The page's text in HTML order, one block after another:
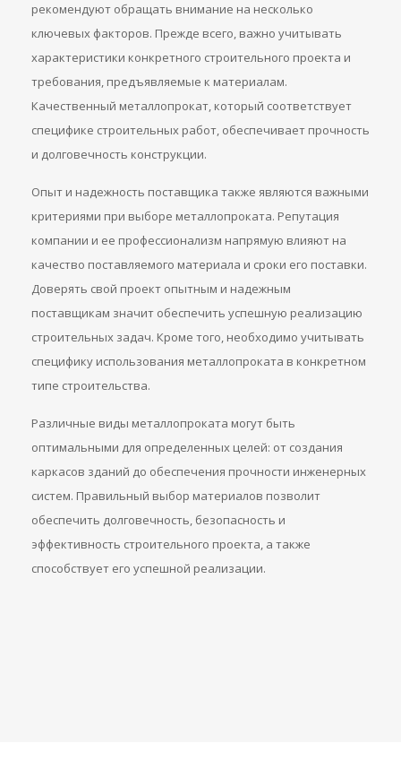
рекомендуют обращать внимание на несколько
ключевых факторов. Прежде всего, важно учитывать
характеристики конкретного строительного проекта и
требования, предъявляемые к материалам.
Качественный металлопрокат, который соответствует
специфике строительных работ, обеспечивает прочность
и долговечность конструкции.
Опыт и надежность поставщика также являются важными
критериями при выборе металлопроката. Репутация
компании и ее профессионализм напрямую влияют на
качество поставляемого материала и сроки его поставки.
Доверять свой проект опытным и надежным
поставщикам значит обеспечить успешную реализацию
строительных задач. Кроме того, необходимо учитывать
специфику использования металлопроката в конкретном
типе строительства.
Различные виды металлопроката могут быть
оптимальными для определенных целей: от создания
каркасов зданий до обеспечения прочности инженерных
систем. Правильный выбор материалов позволит
обеспечить долговечность, безопасность и
эффективность строительного проекта, а также
способствует его успешной реализации.